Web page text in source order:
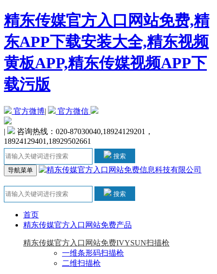
精东传媒官方入口网站免费,精
东APP下载安装大全,精东视频
黄板APP,精东传媒视频APP下
载污版
官方微博| 官方微信
|
咨询热线：020-87030040,18924129201，
18924129401,18929502661
搜索
导航菜单
搜索
首页
精东传媒官方入口网站免费产品
精东传媒官方入口网站免费IVYSUN扫描枪
一维条形码扫描枪
二维扫描枪